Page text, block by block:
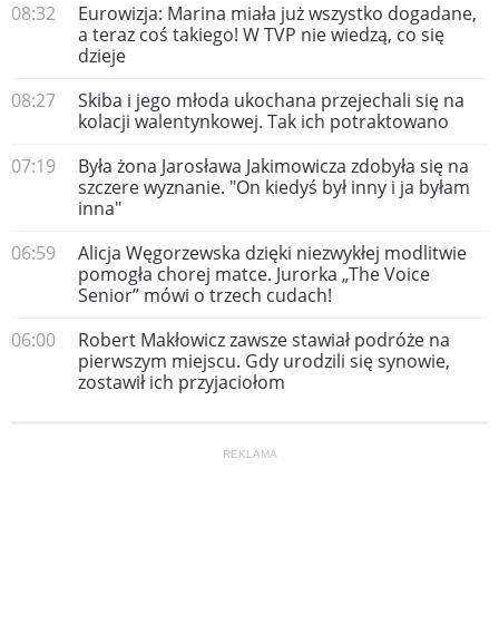
08:32
Eurowizja: Marina miała już wszystko dogadane,
a teraz coś takiego! W TVP nie wiedzą, co się
dzieje
08:27
Skiba i jego młoda ukochana przejechali się na
kolacji walentynkowej. Tak ich potraktowano
07:19
Była żona Jarosława Jakimowicza zdobyła się na
szczere wyznanie. "On kiedyś był inny i ja byłam
inna"
06:59
Alicja Węgorzewska dzięki niezwykłej modlitwie
pomogła chorej matce. Jurorka „The Voice
Senior” mówi o trzech cudach!
06:00
Robert Makłowicz zawsze stawiał podróże na
pierwszym miejscu. Gdy urodzili się synowie,
zostawił ich przyjaciołom
REKLAMA